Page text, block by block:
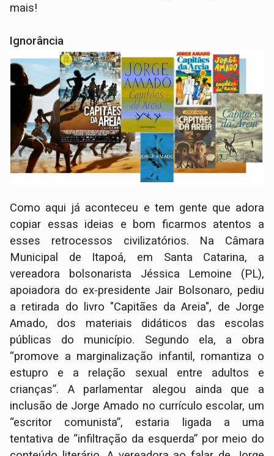
mais!
Ignorância
Como aqui já aconteceu e tem gente que adora
copiar essas ideias e bom ficarmos atentos a
esses retrocessos civilizatórios. Na Câmara
Municipal de Itapoá, em Santa Catarina, a
vereadora bolsonarista Jéssica Lemoine (PL),
apoiadora do ex-presidente Jair Bolsonaro, pediu
a retirada do livro "Capitães da Areia", de Jorge
Amado, dos materiais didáticos das escolas
públicas do município. Segundo ela, a obra
“promove a marginalização infantil, romantiza o
estupro e a relação sexual entre adultos e
crianças”. A parlamentar alegou ainda que a
inclusão de Jorge Amado no currículo escolar, um
“escritor comunista”, estaria ligada a uma
tentativa de “infiltração da esquerda” por meio do